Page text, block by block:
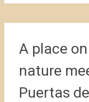
A place
nature
Puertas